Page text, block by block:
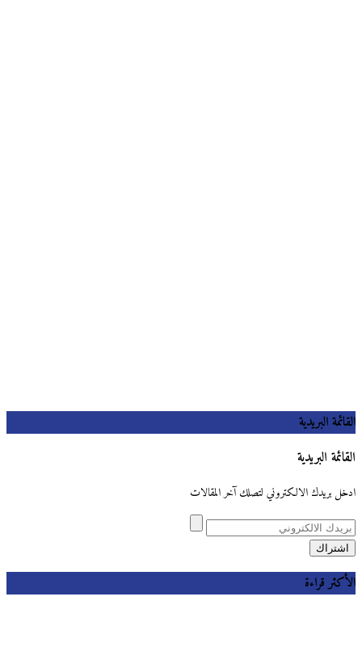
القائمة البريدية
القائمة البريدية
ادخل بريدك الالكتروني لتصلك آخر المقالات
الأكثر قراءة